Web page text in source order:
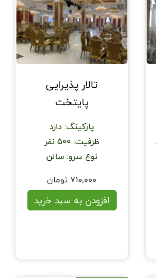
تالار پذیرایی
پایتخت
پارکینگ:دارد
ظرفیت: 500 نفر
نوع سرو: سالن
۷۱۰,۰۰۰ تومان
افزودن به سبد خرید